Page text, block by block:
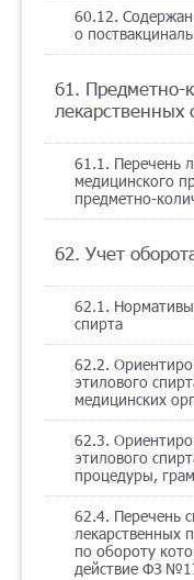
60.12.
о
61. Предметно-
лекарственных
61.1. Перечень
медицинского
предметно-
62. Учет
62.1.
спирта
62.2.
этилового
медицинских
62.3.
этилового
процедуры,
62.4. Перечень
лекарственных
по обороту
действие ФЗ